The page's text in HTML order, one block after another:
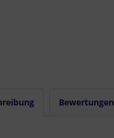
Bewertungen